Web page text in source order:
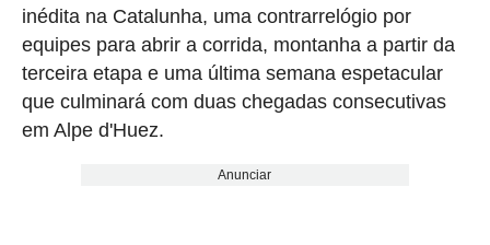
inédita na Catalunha, uma contrarrelógio por
equipes para abrir a corrida, montanha a partir da
terceira etapa e uma última semana espetacular
que culminará com duas chegadas consecutivas
em Alpe d'Huez.
Anunciar